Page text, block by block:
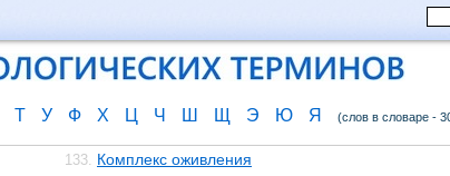
Т У Ф Х Ц Ч Ш Щ Э Ю Я (слов в словаре -
133. Комплекс оживления